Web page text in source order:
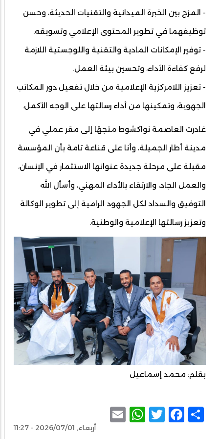
- المزج بين الخبرة الميدانية والتقنيات الحديثة، وحسن
توظيفهما في تطوير المحتوى الإعلامي وتسويقه.
- توفير الإمكانات المادية والتقنية واللوجستية اللازمة
لرفع كفاءة الأداء، وتحسين بيئة العمل.
- تعزيز اللامركزية الإعلامية من خلال تفعيل دور المكاتب
الجهوية، وتمكينها من أداء رسالتها على الوجه الأكمل.
غادرت العاصمة نواكشوط متجهًا إلى مقر عملي في
مدينة أطار الجميلة، وأنا على قناعة تامة بأن المؤسسة
مقبلة على مرحلة جديدة عنوانها الاستثمار في الإنسان،
والعمل الجاد، والارتقاء بالأداء المهني، وأسأل الله
التوفيق والسداد لكل الجهود الرامية إلى تطوير الوكالة
وتعزيز رسالتها الإعلامية والوطنية.
بقلم: محمد إسماعيل
Share
Facebook
Twitter
WhatsApp
أربعاء, 2026/07/01 - 11:27